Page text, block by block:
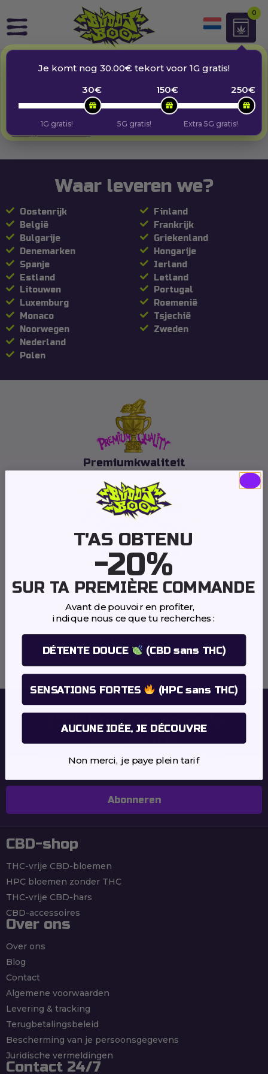
0
WINKELWAGEN
Je winkelwagen is momenteel leeg.
Terug naar winkel
Waar leveren we?
Oostenrijk
België
Bulgarije
Denemarken
Spanje
Estland
Finland
Frankrijk
Griekenland
Hongarije
Ierland
Letland
Litouwen
Luxemburg
Monaco
Noorwegen
Nederland
Polen
Portugal
Roemenië
Tsjechië
Zweden
Premiumkwaliteit
criteria en een unieke kwaliteit garanderen
Expresslevering
Snelle en discrete levering overal in Frankrijk (vasteland)
en in Europa binnen 24-48 uur
100% legaal
Geen stress: ons hele assortiment is legaal en
tests
20%korting op je 1e
bestelling
Abonneren
Abonneren
CBD-shop
THC-vrije CBD-bloemen
HPC bloemen zonder THC
THC-vrije CBD-hars
CBD-accessoires
Contact 24/7
Over ons
Over ons
Blog
Contact
Algemene voorwaarden
Levering & tracking
Terugbetalingsbeleid
Bescherming van je persoonsgegevens
Juridische vermeldingen
Je komt nog 30.00€ tekort voor 1G gratis!
30€ 150€ 250€
1G gratis! 5G gratis! Extra 5G gratis!
T'AS OBTENU
-20%
SUR TA PREMIÈRE COMMANDE
Avant de pouvoir en profiter,
indique nous ce que tu recherches :
DÉTENTE DOUCE (CBD sans THC)
SENSATIONS FORTES (HPC sans THC)
AUCUNE IDÉE, JE DÉCOUVRE
Non merci, je paye plein tarif